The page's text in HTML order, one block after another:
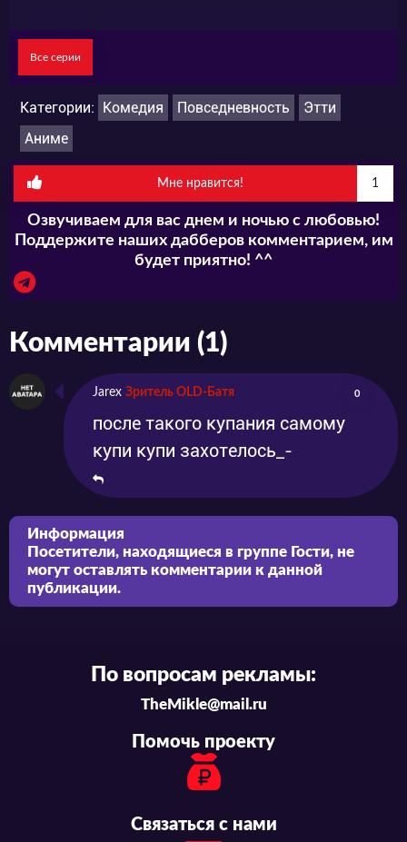
Все серии
Категории: Комедия Повседневность
Этти
Аниме
Мне нравится! 1
Озвучиваем для вас днем и ночью с любовью!
Поддержите наших дабберов комментарием, им
будет приятно! ^^
Комментарии (1)
Jarex Зритель OLD-Батя 0
после такого купания самому
купи купи захотелось_-
Информация
Посетители, находящиеся в группе Гости, не
могут оставлять комментарии к данной
публикации.
По вопросам рекламы:
TheMikle@mail.ru
Помочь проекту
Связаться с нами